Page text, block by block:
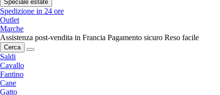
Speciale estate
Spedizione in 24 ore
Outlet
Marche
Assistenza post-vendita in Francia Pagamento sicuro Reso facile
Cerca
Saldi
Cavallo
Fantino
Cane
Gatto